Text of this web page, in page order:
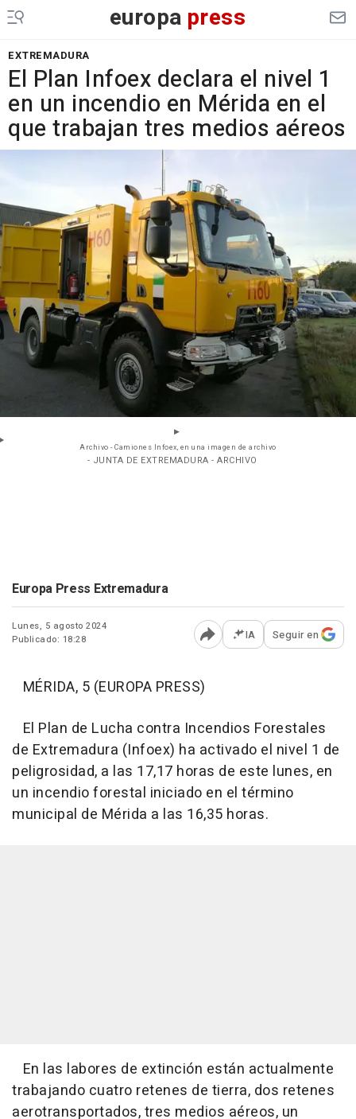
europa press
EXTREMADURA
El Plan Infoex declara el nivel 1
en un incendio en Mérida en el
que trabajan tres medios aéreos
Archivo - Camiones Infoex, en una imagen de archivo
- JUNTA DE EXTREMADURA - ARCHIVO
Europa Press Extremadura
Lunes, 5 agosto 2024
Publicado: 18:28
Abrir opciones para
IA Seguir en
MÉRIDA, 5 (EUROPA PRESS)
El Plan de Lucha contra Incendios Forestales
de Extremadura (Infoex) ha activado el nivel 1 de
peligrosidad, a las 17,17 horas de este lunes, en
un incendio forestal iniciado en el término
municipal de Mérida a las 16,35 horas.
En las labores de extinción están actualmente
trabajando cuatro retenes de tierra, dos retenes
aerotransportados, tres medios aéreos, un